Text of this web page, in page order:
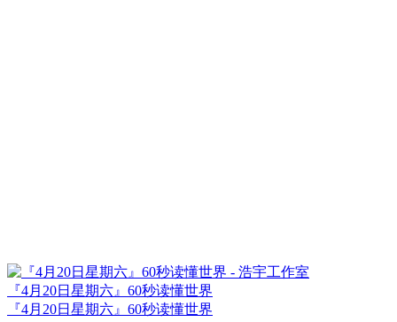
『4月20日星期六』60秒读懂世界
『4月20日星期六』60秒读懂世界